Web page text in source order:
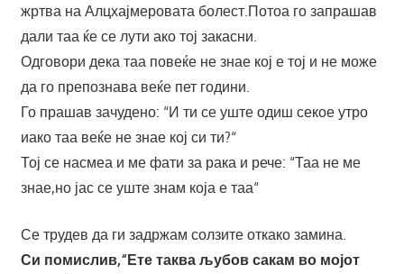
жртва на Алцхајмеровата болест.Потоа го запрашав
дали таа ќе се лути ако тој закасни.
Одговори дека таа повеќе не знае кој е тој и не може
да го препознава веќе пет години.
Го прашав зачудено: “И ти се уште одиш секое утро
иако таа веќе не знае кој си ти?“
Тој се насмеа и ме фати за рака и рече: “Таа не ме
знае,но јас се уште знам која е таа“
Се трудев да ги задржам солзите откако замина.
Си помислив,“Ете таква љубов сакам во мојот